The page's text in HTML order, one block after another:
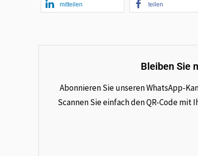
mitteilen teilen
Bleiben Sie
Abonnieren Sie unseren WhatsApp-
Scannen Sie einfach den QR-Code